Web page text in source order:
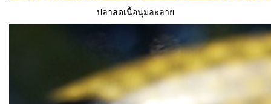
ปลาสดเนื้อนุ่มละลาย